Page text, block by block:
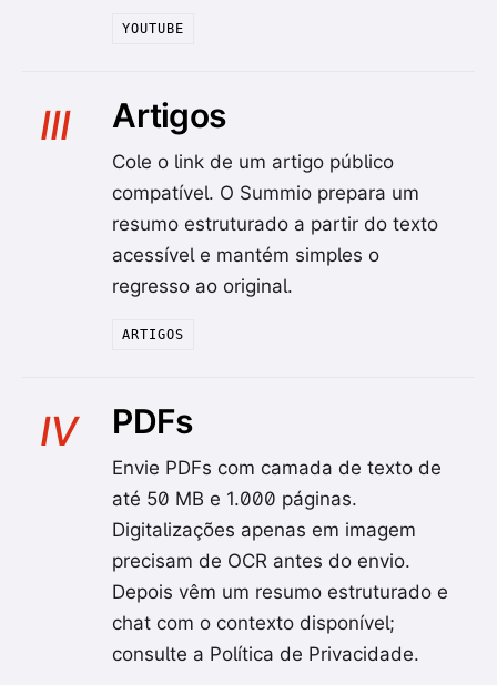
YOUTUBE
III Artigos
Cole o link de um artigo público
compatível. O Summio prepara um
resumo estruturado a partir do texto
acessível e mantém simples o
regresso ao original.
ARTIGOS
IV PDFs
Envie PDFs com camada de texto de
até 50 MB e 1.000 páginas.
Digitalizações apenas em imagem
precisam de OCR antes do envio.
Depois vêm um resumo estruturado e
chat com o contexto disponível;
consulte a Política de Privacidade.